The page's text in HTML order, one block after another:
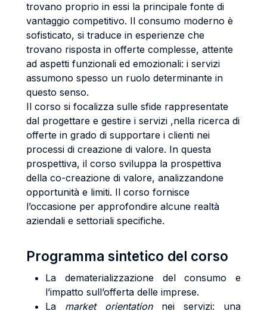
trovano proprio in essi la principale fonte di
vantaggio competitivo. Il consumo moderno è
sofisticato, si traduce in esperienze che
trovano risposta in offerte complesse, attente
ad aspetti funzionali ed emozionali: i servizi
assumono spesso un ruolo determinante in
questo senso.
Il corso si focalizza sulle sfide rappresentate
dal progettare e gestire i servizi ,nella ricerca di
offerte in grado di supportare i clienti nei
processi di creazione di valore. In questa
prospettiva, il corso sviluppa la prospettiva
della co-creazione di valore, analizzandone
opportunità e limiti. Il corso fornisce
l’occasione per approfondire alcune realtà
aziendali e settoriali specifiche.
Programma sintetico del corso
La dematerializzazione del consumo e
l’impatto sull’offerta delle imprese.
La market orientationnei servizi: una